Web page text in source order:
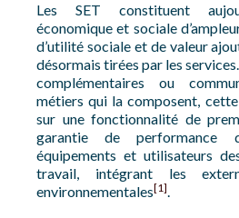
Les SET constituent
économique et sociale
d’utilité sociale et de valeur
désormais tirées par les
complémentaires ou
métiers qui la composent,
sur une fonctionnalité de
garantie de performance
équipements et utilisateurs
travail, intégrant les
environnementales[1].